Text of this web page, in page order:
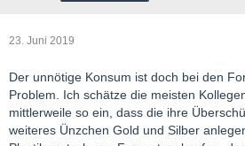
23. Juni 2019
Der unnötige Konsum ist doch bei den
Problem. Ich schätze die meisten
mittlerweile so ein, dass die ihre
weiteres Ünzchen Gold und Silber